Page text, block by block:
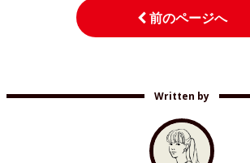
前のページへ
Written by